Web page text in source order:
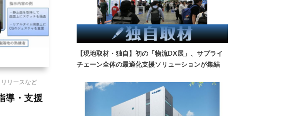
リリースなど
導・支援
【現地取材・独自】初の「物流DX展」、サプライ
チェーン全体の最適化支援ソリューションが集結